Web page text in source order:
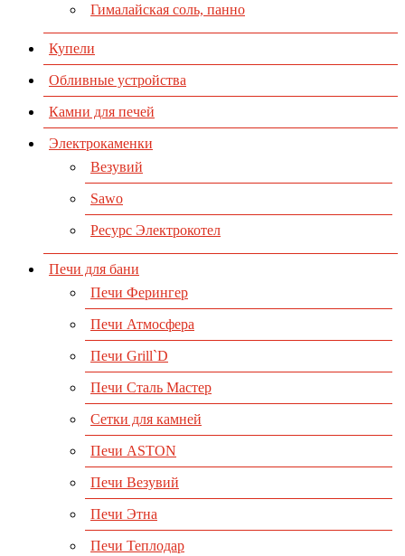
Гималайская соль, панно
Купели
Обливные устройства
Камни для печей
Электрокаменки
Везувий
Sawo
Ресурс Электрокотел
Печи для бани
Печи Ферингер
Печи Атмосфера
Печи Grill`D
Печи Сталь Мастер
Сетки для камней
Печи ASTON
Печи Везувий
Печи Этна
Печи Теплодар